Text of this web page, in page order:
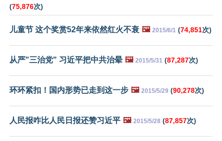
(75,876次)
儿童节 这个奖赏52年来依然红火不衰 🖼️ 2015/6/1 (74,851次)
从严"三治党" 习近平把中共治晕 🖼️ 2015/5/31 (87,287次)
环环紧扣！国内形势已走到这一步 🖼️ 2015/5/29 (90,278次)
人民报咋比人民日报还赞习近平 🖼️ 2015/5/28 (87,857次)